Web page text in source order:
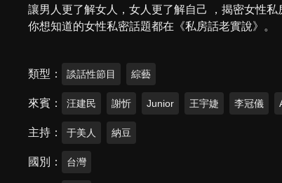
讓男人更了解女人，女人更了解自己 ，揭密女性
你想知道的女性私密話題都在《私房話老實說》。
類型 談話性節目 綜藝
來賓 汪建民 謝忻 Junior 王宇婕 李冠儀
主持 于美人 納豆
國別 台灣